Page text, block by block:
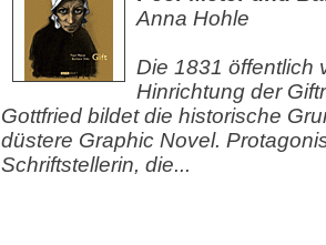
Anna Hohle
Die 1831 öffentlich
Hinrichtung der
Gottfried bildet die historische
düstere Graphic Novel.
Schriftstellerin, die...